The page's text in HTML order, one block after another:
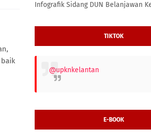
Infografik Sidang DUN Belanjawan
TIKTOK
@upknkelantan
E-BOOK